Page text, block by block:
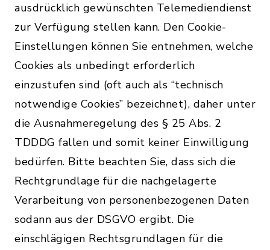
ausdrücklich gewünschten Telemediendienst
zur Verfügung stellen kann. Den Cookie-
Einstellungen können Sie entnehmen, welche
Cookies als unbedingt erforderlich
einzustufen sind (oft auch als “technisch
notwendige Cookies” bezeichnet), daher unter
die Ausnahmeregelung des § 25 Abs. 2
TDDDG fallen und somit keiner Einwilligung
bedürfen. Bitte beachten Sie, dass sich die
Rechtgrundlage für die nachgelagerte
Verarbeitung von personenbezogenen Daten
sodann aus der DSGVO ergibt. Die
einschlägigen Rechtsgrundlagen für die